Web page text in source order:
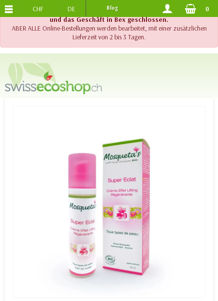
!! Wichtig !! Bis am 20. August 2026 sind der Telefonsupport
und das Geschäft in Bex geschlossen.
ABER ALLE Online-Bestellungen werden bearbeitet, mit einer zusätzlichen
Lieferzeit von 2 bis 3 Tagen.
KOSTENLOSER VERSAND AB 120.-
CHF DE Blog 0